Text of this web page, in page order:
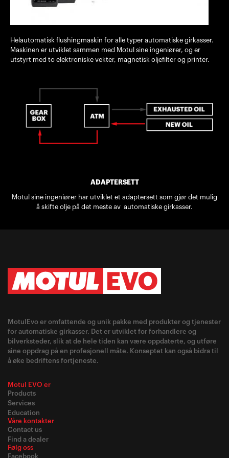
Helautomatisk flushingmaskin for alle typer automatiske girkasser.
Maskinen er utviklet sammen med Motul sine ingeniører, og er
utstyrt med to elektroniske vekter, magnetisk oljefilter og printer.
ADAPTERSETT
Motul sine ingeniører har utviklet et adaptersett som gjør det mulig
å skifte olje på det meste av automatiske girkasser.
MotulEvo er omfattende og unik pakke med produkter og tjenester
for automatiske girkasser. Det er utviklet for forhandlere og
bilverksteder, slik at de hele tiden kan være oppdaterte, og utføre
sine oppdrag på en profesjonell måte. Konseptet kan også bidra til
å øke bedriftens fortjeneste.
Motul EVO er
Products
Services
Education
Våre kontakter
Contact us
Find a dealer
Følg oss
Facebook